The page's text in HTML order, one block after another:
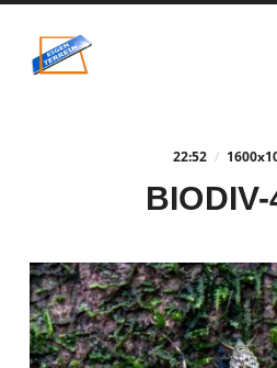
eigenzinnig
terrein
22:52 / 1600x